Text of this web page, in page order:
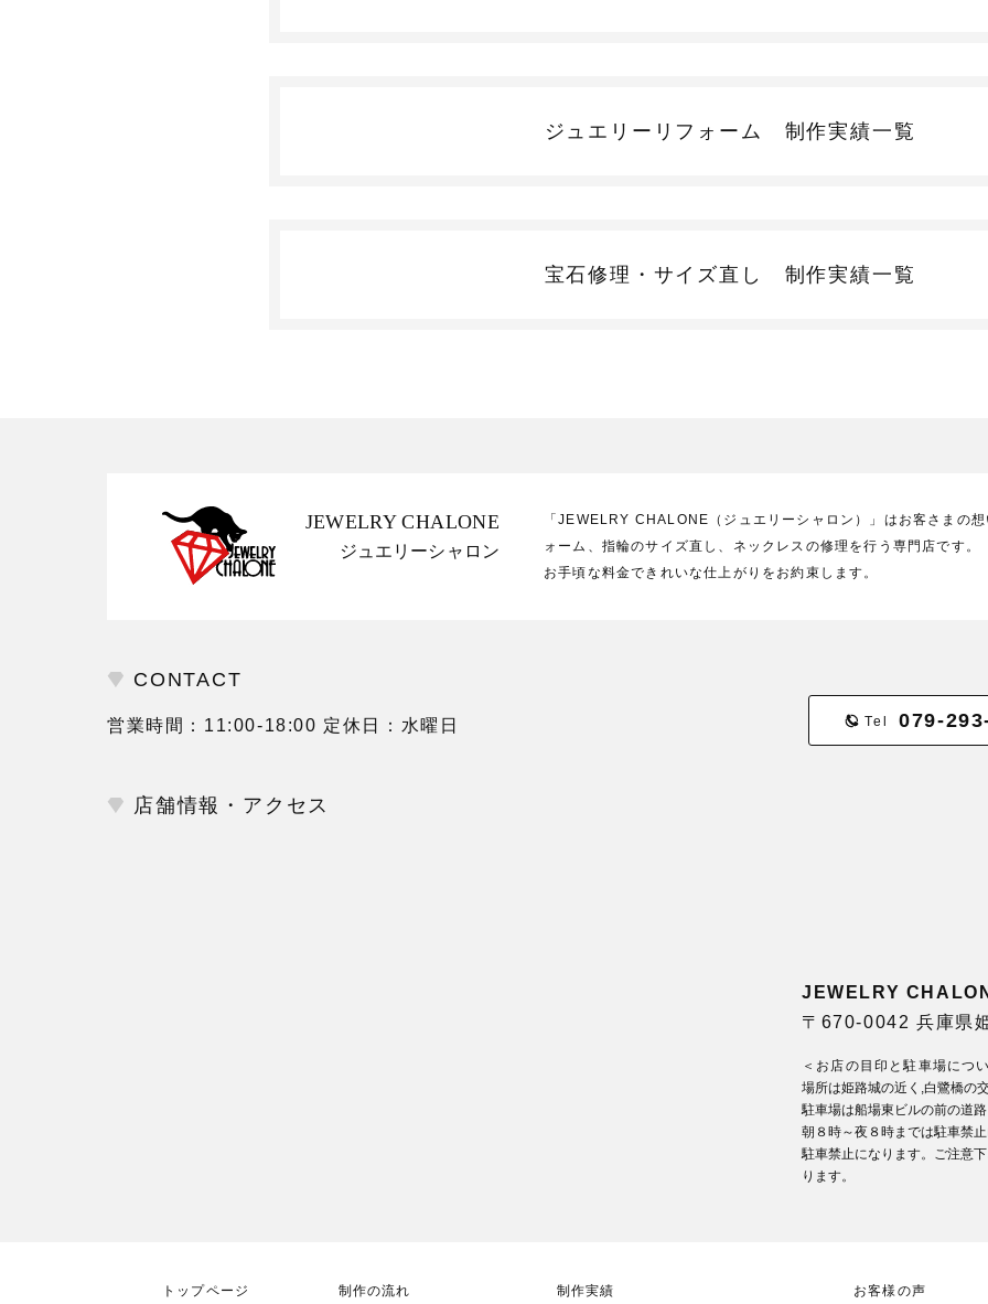
ジュエリーリフォーム 制作実績一覧
宝石修理・サイズ直し 制作実績一覧
JEWELRY CHALONE
ジュエリーシャロン
「JEWELRY CHALONE（ジュエリーシャロン）」はお客さまの
ォーム、指輪のサイズ直し、ネックレスの修理を行う専門店です。
お手頃な料金できれいな仕上がりをお約束します。
CONTACT
営業時間：11:00-18:00 定休日：水曜日 Tel 079-
店舗情報・アクセス
JEWELRY
〒670-0042 兵庫県
＜お店の目印と駐車場につ
場所は姫路城の近く,白鷺橋の
駐車場は船場東ビルの前の道
朝８時～夜８時までは駐車禁
駐車禁止になります。ご注意
ります。
トップページ 制作の流れ 制作実績 お客様の声